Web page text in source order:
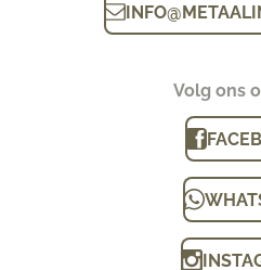
INFO@
Volg ons